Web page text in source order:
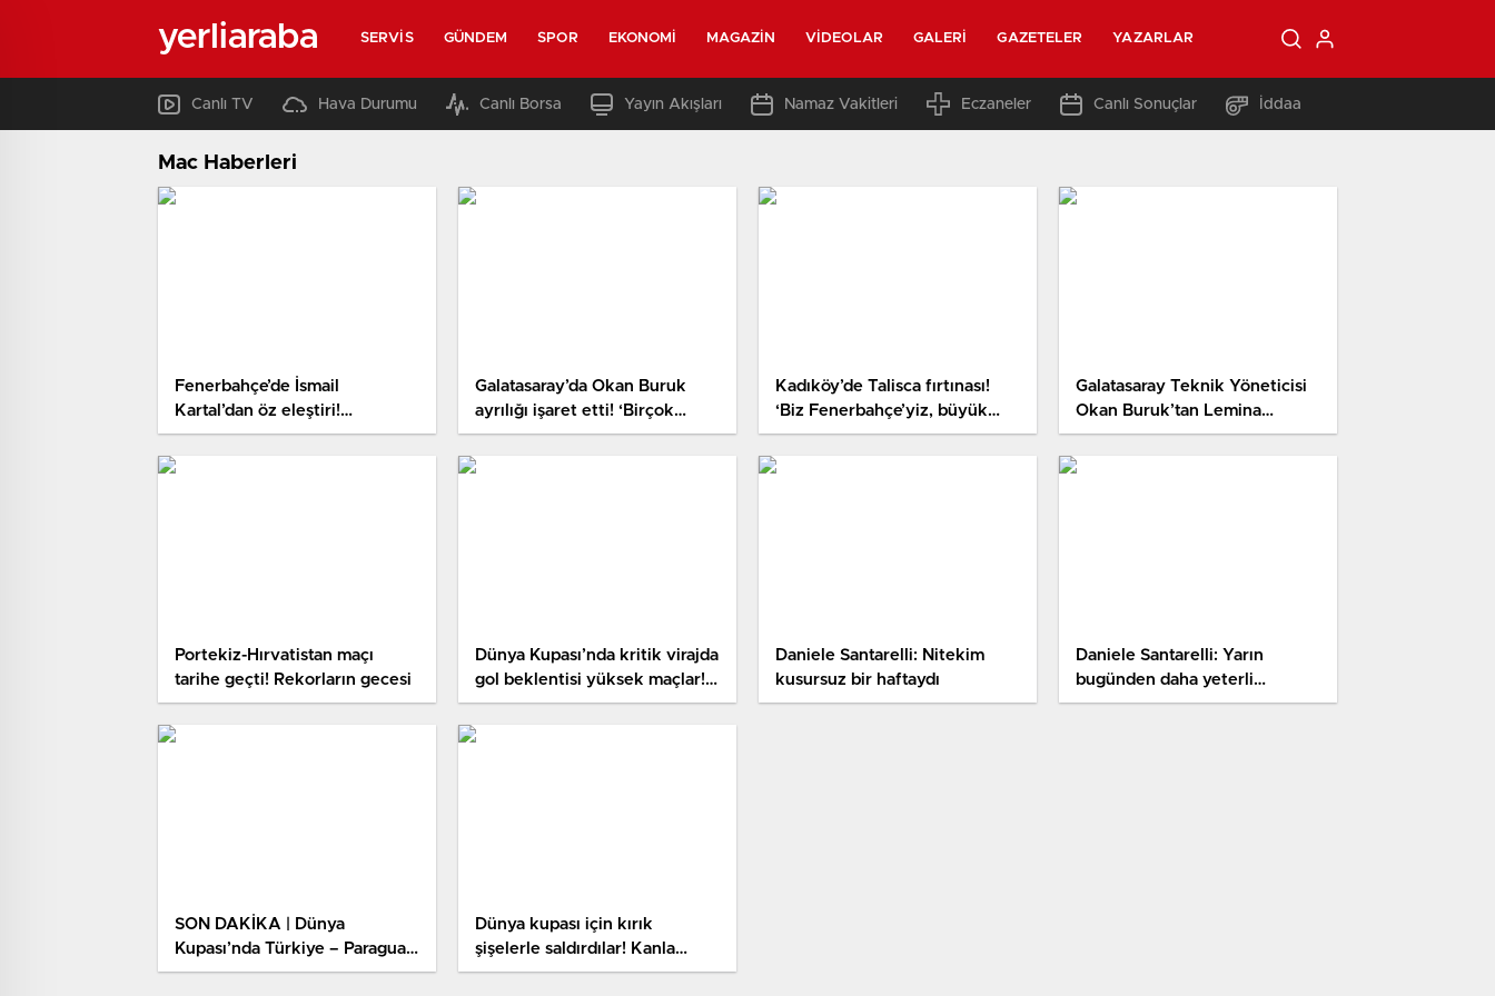
yerliaraba SERVIS GÜNDEM SPOR EKONOMI MAGAZIN VIDEOLAR GALERI GAZETELER YAZARLAR
Canlı TV Hava Durumu Canlı Borsa Yayın Akışları Namaz Vakitleri Eczaneler Canlı Sonuçlar İddaa
Mac Haberleri
Fenerbahçe’de İsmail
Kartal’dan öz eleştiri!
‘Çalışmaya mecburuz’
Galatasaray’da Okan Buruk
ayrılığı işaret etti! ‘Birçok
oyuncu bizimle olmayacak’
Kadıköy’de Talisca fırtınası!
‘Biz Fenerbahçe’yiz, büyük
takımız’
Galatasaray Teknik Yöneticisi
Okan Buruk’tan Lemina
sözleri: Daha sonuçlanmadı
Portekiz-Hırvatistan maçı
tarihe geçti! Rekorların gecesi
Dünya Kupası’nda kritik virajda
gol beklentisi yüksek maçlar!
İşte Misli’de Günün En Çok
Oynanan Maçları
Daniele Santarelli: Nitekim
kusursuz bir haftaydı
Daniele Santarelli: Yarın
bugünden daha yeterli
oynamamız gerekecek
SON DAKİKA | Dünya
Kupası’nda Türkiye – Paraguay
maçı! Karşılaşma ne vakit, saat
Dünya kupası için kırık
şişelerle saldırdılar! Kanla
kazandılar: En güzel maç